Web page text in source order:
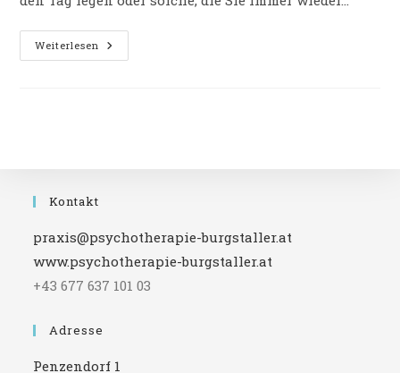
Weiterlesen Selbstliebe
Vs.
Kontakt
praxis@psychotherapie-burgstaller.at
www.psychotherapie-burgstaller.at
+43 677 637 101 03
Adresse
Penzendorf 1